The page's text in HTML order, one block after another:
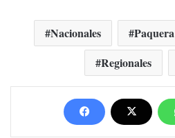
Nacionales Paquera
Regionales